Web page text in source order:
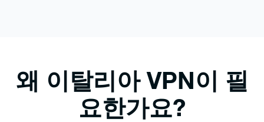
왜 이탈리아 VPN이 필
요한가요?